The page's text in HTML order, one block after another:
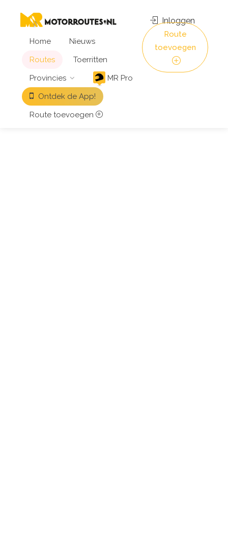
Home
Nieuws
Routes
Toerritten
Provincies
MR Pro
Ontdek de App!
Route toevoegen
Inloggen
Route
toevoegen